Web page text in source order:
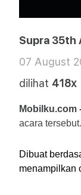
Supra 35th
07 August
dilihat 418x
Mobilku.com
acara tersebut.
Dibuat
menampilkan